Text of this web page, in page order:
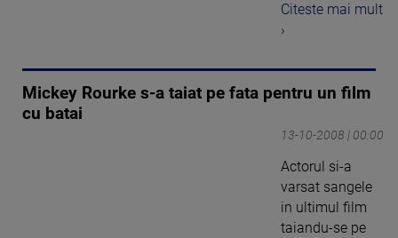
Citeste mai mult
›
Mickey Rourke s-a taiat pe fata pentru un film
cu batai
13-10-2008 | 00:00
Actorul si-a
varsat sangele
in ultimul film
taiandu-se pe